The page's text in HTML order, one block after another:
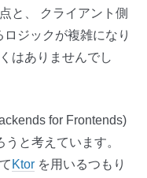
と、 クライアント側
ジックが複雑になり
はありませんでし
for Frontends)
と考えています。
Ktor を用いるつもり